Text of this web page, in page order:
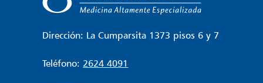
Dirección: La Cumparsita 1373 pisos 6 y 7
Teléfono: 2624 4091